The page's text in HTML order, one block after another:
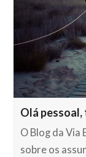
Olá pessoal,
O Blog da
sobre os